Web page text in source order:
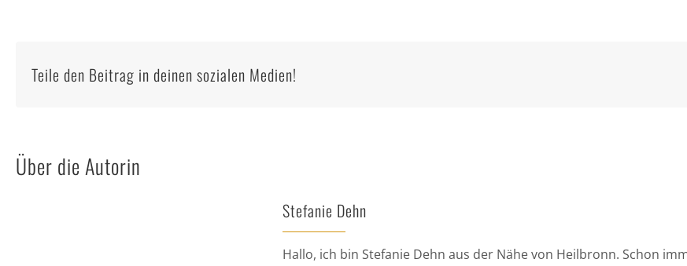
Teile den Beitrag in deinen sozialen Medien!
Über die Autorin
Stefanie Dehn
Hallo, ich bin Stefanie Dehn aus der Nähe von Heilbronn. Schon